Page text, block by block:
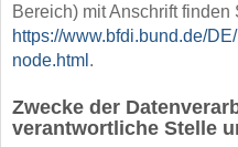
Bereich) mit Anschrift finden
https://www.bfdi.bund.de/
node.html .
Zwecke der
verantwortliche Stelle